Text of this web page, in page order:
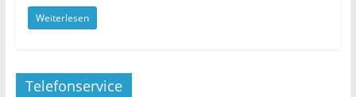
Weiterlesen
Telefonservice